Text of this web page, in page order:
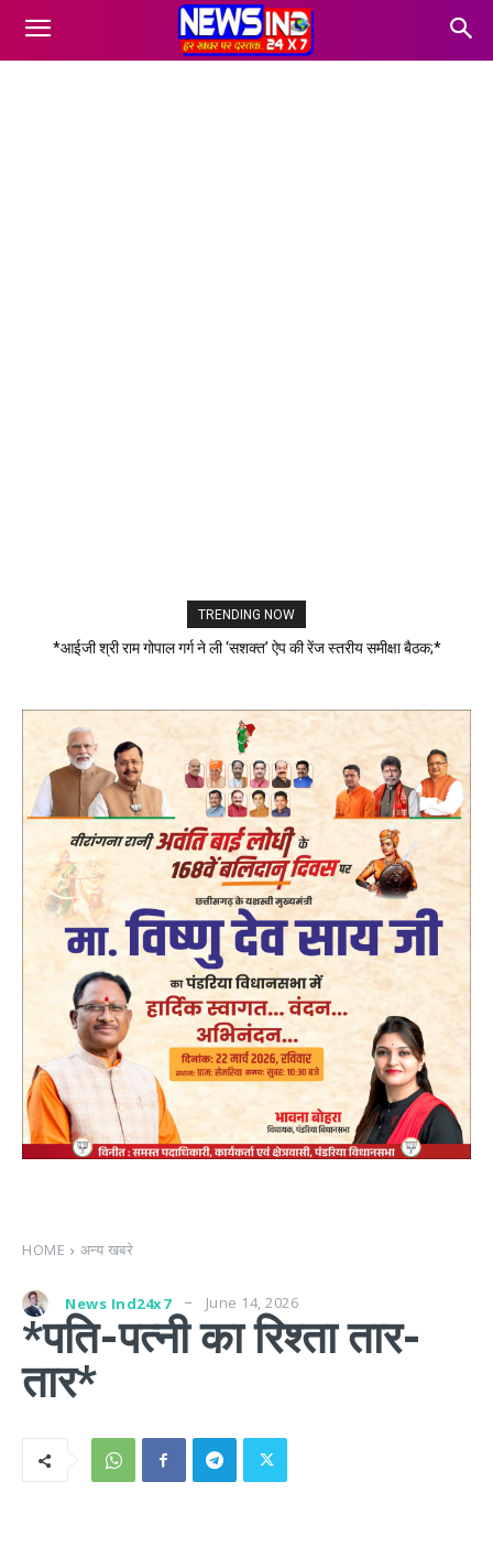
TRENDING NOW
*आईजी श्री राम गोपाल गर्ग ने ली ‘सशक्त’ ऐप की रेंज स्तरीय समीक्षा बैठक;*
HOME अन्य खबरे
News Ind24x7 June 14, 2026
*पति-पत्नी का रिश्ता तार-
तार*